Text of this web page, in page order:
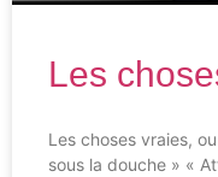
Les
Les choses vraies,
sous la douche » «